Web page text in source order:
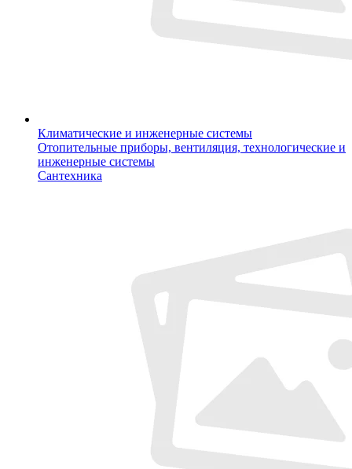
Климатические и инженерные системы
Отопительные приборы, вентиляция, технологические и
инженерные системы
Сантехника